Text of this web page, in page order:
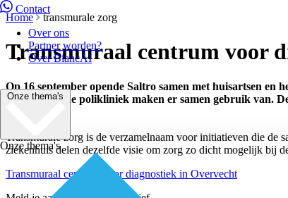
Contact
Over ons
Partner worden?
Over BiancAI
Onze thema's
Onze thema's
Home transmurale zorg
Transmuraal centrum voor
Op 16 september opende Saltro samen met huisartsen
hier gevestigde polikliniek maken er samen gebruik van.
Transmurale zorg is de verzamelnaam voor initiatieven die de
ziekenhuis delen dezelfde visie om zorg zo dicht mogelijk bij
Transmuraal centrum voor diagnostiek in Overvecht